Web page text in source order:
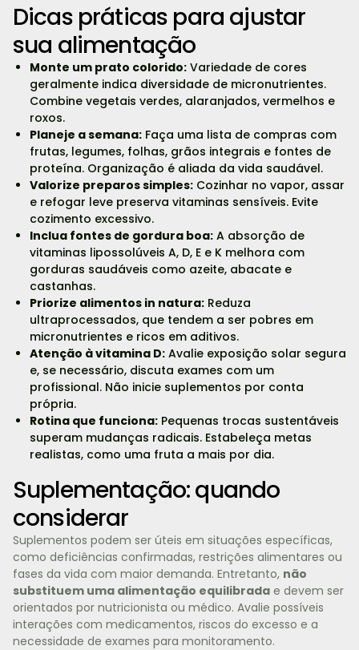
Dicas práticas para ajustar
sua alimentação
Monte um prato colorido:Variedade de cores
geralmente indica diversidade de micronutrientes.
Combine vegetais verdes, alaranjados, vermelhos e
roxos.
Planeje a semana:Faça uma lista de compras com
frutas, legumes, folhas, grãos integrais e fontes de
proteína. Organização é aliada da vida saudável.
Valorize preparos simples:Cozinhar no vapor, assar
e refogar leve preserva vitaminas sensíveis. Evite
cozimento excessivo.
Inclua fontes de gordura boa:A absorção de
vitaminas lipossolúveis A, D, E e K melhora com
gorduras saudáveis como azeite, abacate e
castanhas.
Priorize alimentos in natura:Reduza
ultraprocessados, que tendem a ser pobres em
micronutrientes e ricos em aditivos.
Atenção à vitamina D:Avalie exposição solar segura
e, se necessário, discuta exames com um
profissional. Não inicie suplementos por conta
própria.
Rotina que funciona:Pequenas trocas sustentáveis
superam mudanças radicais. Estabeleça metas
realistas, como uma fruta a mais por dia.
Suplementação: quando
considerar
Suplementos podem ser úteis em situações específicas,
como deficiências confirmadas, restrições alimentares ou
fases da vida com maior demanda. Entretanto, não
substituem uma alimentação equilibrada e devem ser
orientados por nutricionista ou médico. Avalie possíveis
interações com medicamentos, riscos do excesso e a
necessidade de exames para monitoramento.